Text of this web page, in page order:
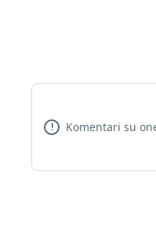
! Komentari su